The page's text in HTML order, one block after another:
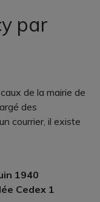
par
de la mairie de
des
courrier, il existe
1940
Cedex 1